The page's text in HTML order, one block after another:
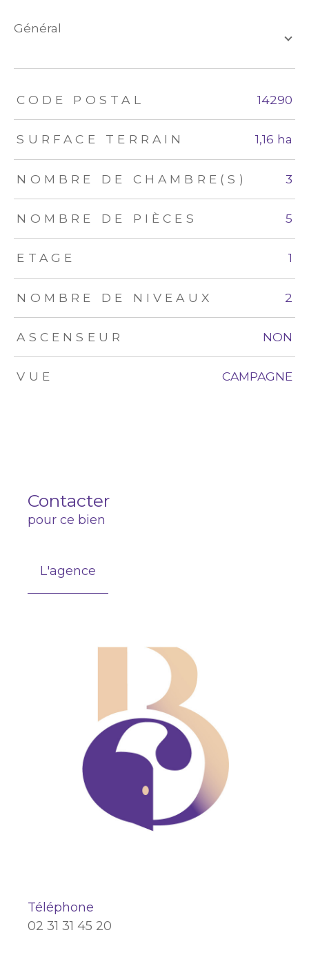
général
TRAD_ZEPHYR_Caracteristique TRAD_ZEPHYR_Valeurs
CODE POSTAL 14290
SURFACE TERRAIN 1,16 ha
NOMBRE DE CHAMBRE(S) 3
NOMBRE DE PIÈCES 5
ETAGE 1
NOMBRE DE NIVEAUX 2
ASCENSEUR NON
VUE CAMPAGNE
Contacter
pour ce bien
L'agence
Téléphone
02 31 31 45 20